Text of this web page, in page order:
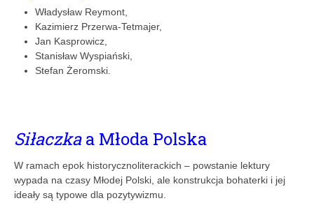
Władysław Reymont,
Kazimierz Przerwa-Tetmajer,
Jan Kasprowicz,
Stanisław Wyspiański,
Stefan Żeromski.
Siłaczkaa Młoda Polska
W ramach epok historycznoliterackich – powstanie lektury
wypada na czasy Młodej Polski, ale konstrukcja bohaterki i jej
ideały są typowe dla pozytywizmu.